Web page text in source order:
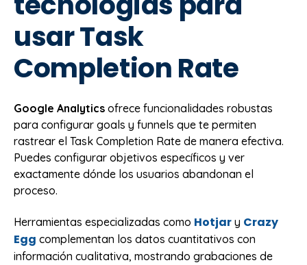
usar Task
Completion Rate
Google Analytics ofrece funcionalidades robustas
para configurar goals y funnels que te permiten
rastrear el Task Completion Rate de manera efectiva.
Puedes configurar objetivos específicos y ver
exactamente dónde los usuarios abandonan el
proceso.
Herramientas especializadas como Hotjar y Crazy
Egg complementan los datos cuantitativos con
información cualitativa, mostrando grabaciones de